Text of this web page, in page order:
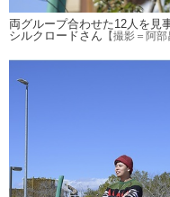
両グループ合わせた12人を見
シルクロードさん 【撮影＝阿部